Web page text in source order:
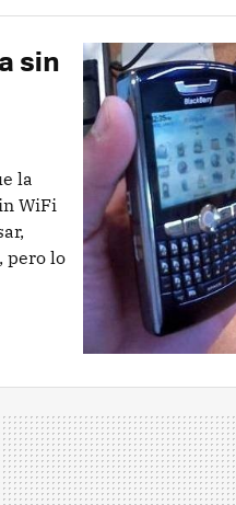
sin
la
WiFi
pero lo